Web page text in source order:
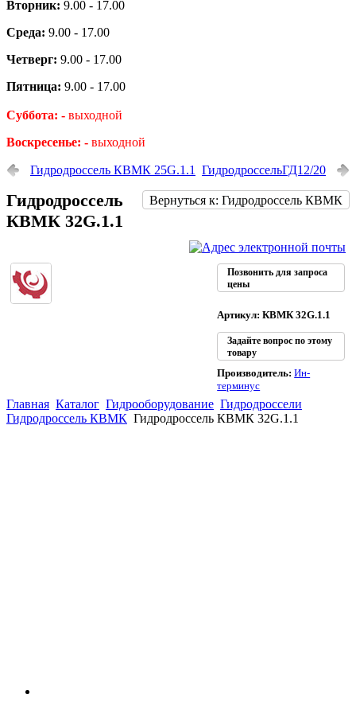
Вторник: 9.00 - 17.00
Среда: 9.00 - 17.00
Четверг: 9.00 - 17.00
Пятница: 9.00 - 17.00
Суббота: - выходной
Воскресенье: - выходной
Гидродроссель КВМК 25G.1.1 ГидродроссельГД12/20
Вернуться к: Гидродроссель КВМК
Гидродроссель
КВМК 32G.1.1
Позвонить для запроса
цены
Артикул: КВМК 32G.1.1
Задайте вопрос по этому
товару
Производитель:Ин-
терминус
Главная Каталог Гидрооборудование Гидродроссели
Гидродроссель КВМК Гидродроссель КВМК 32G.1.1